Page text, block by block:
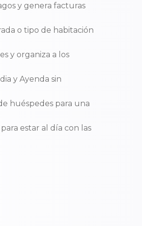
y genera facturas
o tipo de habitación
y organiza a los
y Ayenda sin
huéspedes para una
estar al día con las